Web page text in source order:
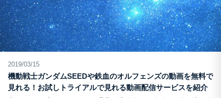
2019/03/15
機動戦士ガンダムSEEDや鉄血のオルフェンズの動画を無料で
見れる！お試しトライアルで見れる動画配信サービスを紹介